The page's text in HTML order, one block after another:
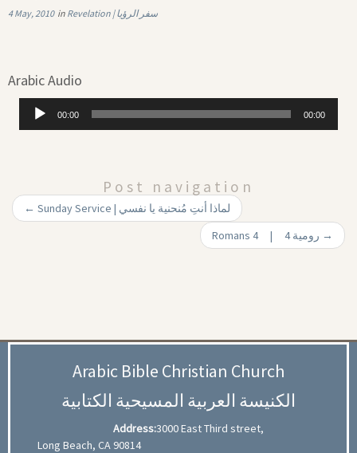
4 May, 2010in Revelation | سفر الرؤيا
Arabic Audio
Audio
Player
00:00 00:00
Post navigation
←
Sunday Service | لماذا أنتِ مُنحنية يا نفسي
→
Arabic Bible Christian Church
الكنيسة العربية المسيحية الكتابية
Address:3000 East Third street,
Long Beach, CA 90814